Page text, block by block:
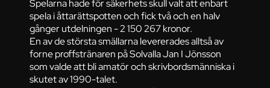
Spelarna hade för säkerhets skull valt att enbart
spela i åttarättspotten och fick två och en halv
gånger utdelningen - 2 150 267 kronor.
En av de största smällarna levererades alltså av
forne proffstränaren på Solvalla Jan I Jönsson
som valde att bli amatör och skrivbordsmänniska i
skutet av 1990-talet.